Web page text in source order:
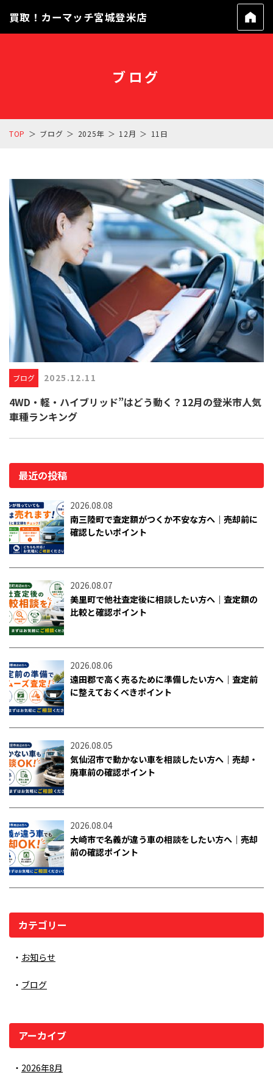
買取！カーマッチ宮城登米店
ブログ
TOP ブログ 2025年 12月 11日
ブログ 2025.12.11
4WD・軽・ハイブリッド”はどう動く？12月の登米市人気
車種ランキング
最近の投稿
2026.08.08
南三陸町で査定額がつくか不安な方へ｜売却前に
確認したいポイント
2026.08.07
美里町で他社査定後に相談したい方へ｜査定額の
比較と確認ポイント
2026.08.06
遠田郡で高く売るために準備したい方へ｜査定前
に整えておくべきポイント
2026.08.05
気仙沼市で動かない車を相談したい方へ｜売却・
廃車前の確認ポイント
2026.08.04
大崎市で名義が違う車の相談をしたい方へ｜売却
前の確認ポイント
カテゴリー
お知らせ
ブログ
アーカイブ
2026年8月